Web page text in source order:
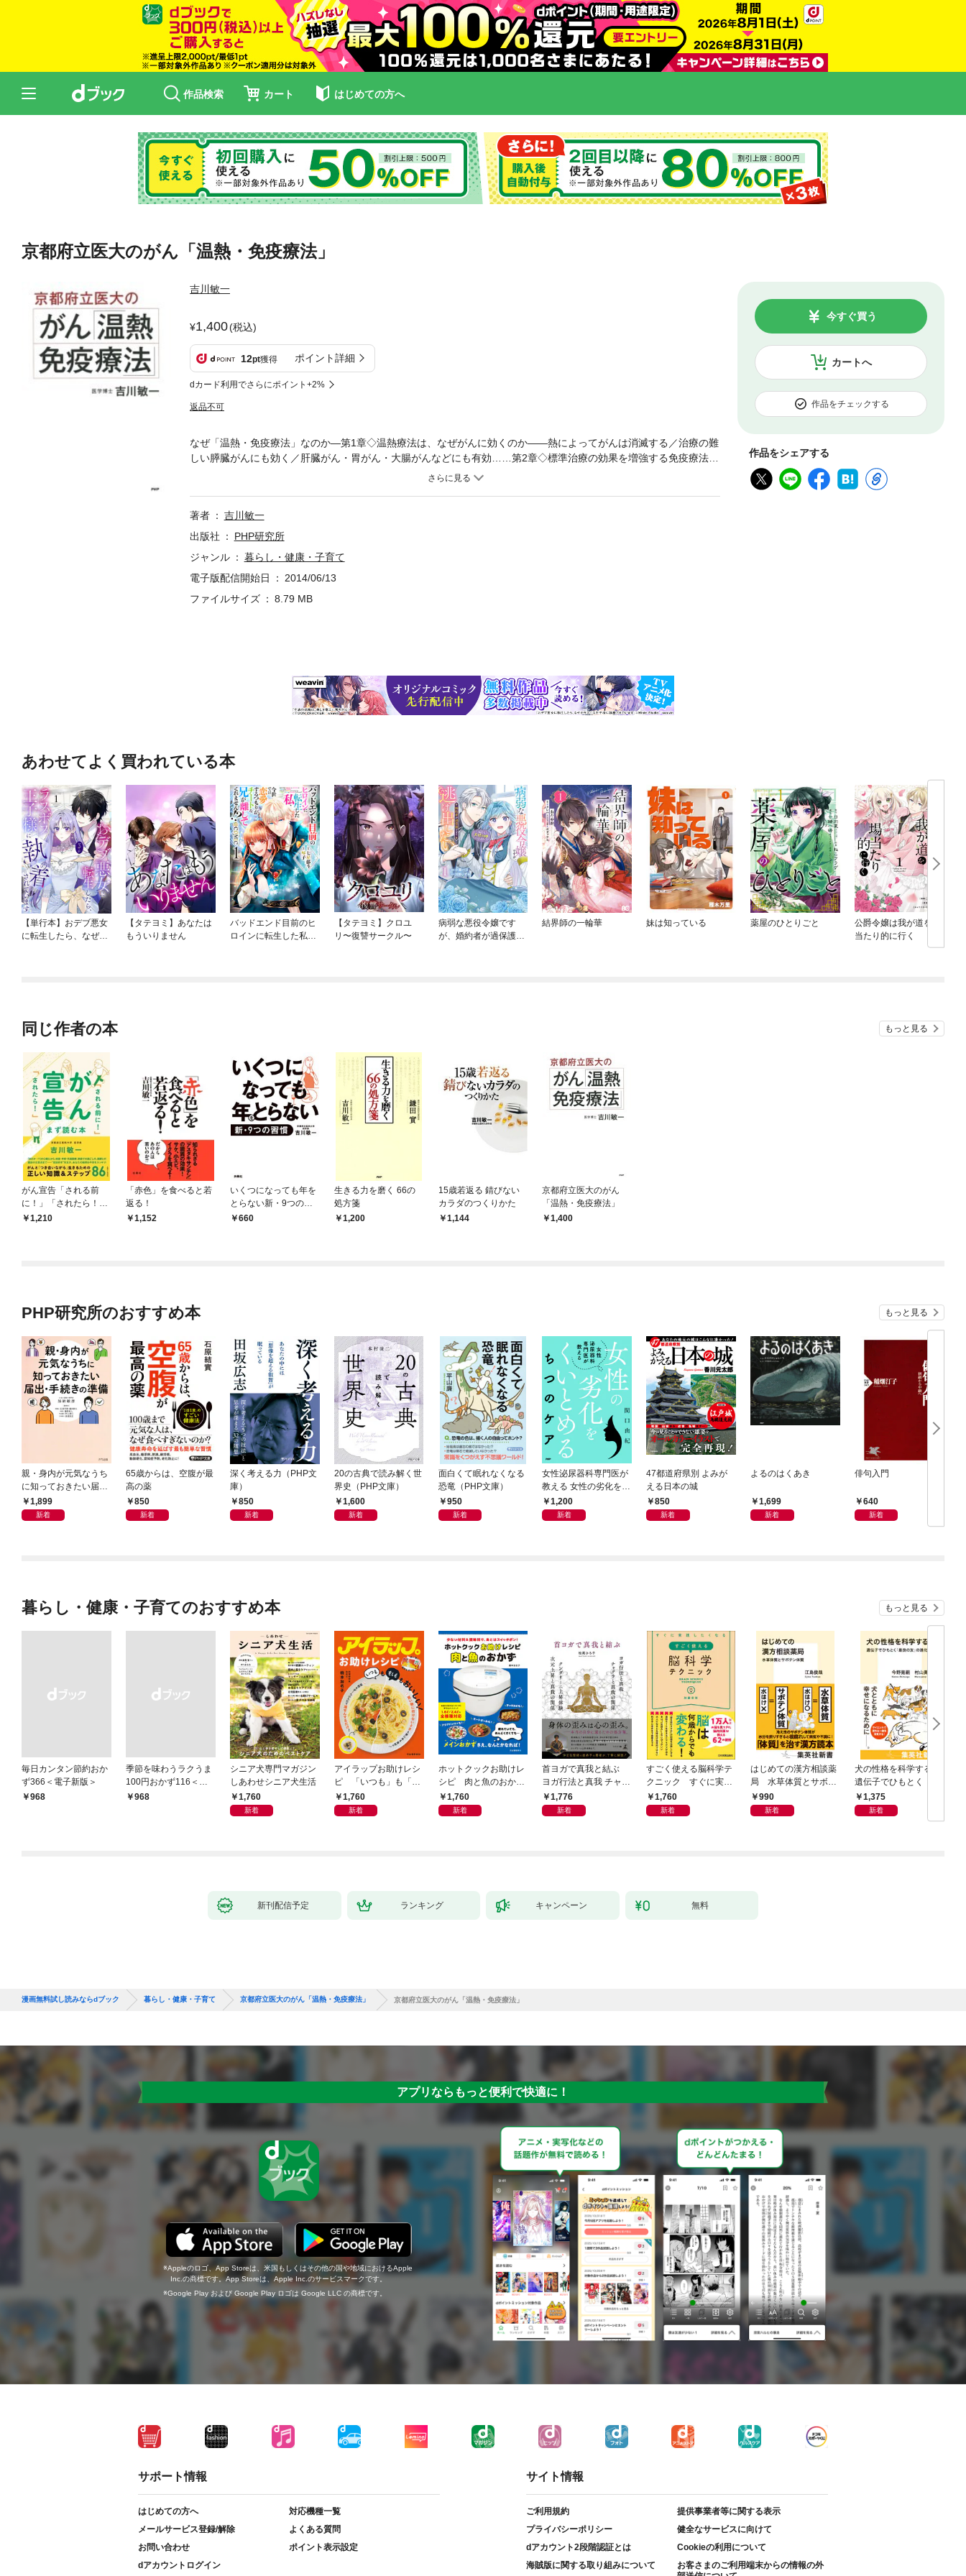
作品検索 カート はじめての方へ
京都府立医大のがん「温熱・免疫療法」
吉川敏一
1,400(税込)
12pt獲得 ポイント詳細
dカード利用でさらにポイント+2%
返品不可
カートへ
今すぐ買う
作品をチェックする
作品をシェアする
なぜ「温熱・免疫療法」なのか—第1章◇温熱療法は、なぜがんに効くのか——熱によってがんは消滅する／治療の難
しい膵臓がんにも効く／肝臓がん・胃がん・大腸がんなどにも有効……第2章◇標準治療の効果を増強する免疫療法
——温熱療法で、免疫が強化される／がん治療も、基本は免疫／京都府立医大が行なってきた免疫療法／免疫細胞療
低下／再発を繰り返していた肝臓がんがピタリと止まった……第4章◇総論と実践「温熱・免疫療法」の効果的な使い
方資格——こんな人にこそ、「温熱・免疫療法」が必要・患者さんの症状と段階によって、併用のしかたを工夫する
著者
吉川敏一
出版社
PHP研究所
ジャンル
暮らし・健康・子育て
電子版配信開始日
2014/06/13
ファイルサイズ
8.79 MB
あわせてよく買われている本
【単行本】おデブ悪女
に転生したら、なぜか
【タテヨミ】あなたは
もういりません
バッドエンド目前のヒ
ロインに転生した私、
【タテヨミ】クロユ
リ〜復讐サークル〜
病弱な悪役令嬢です
が、婚約者が過保護す
結界師の一輪華 妹は知っている 薬屋のひとりごと
公爵令嬢は我が道を場
当たり的に行く
同じ作者の本 もっと見る
がん宣告「される前
に！」「されたら！」
まず読む本
1,210
「赤色」を食べると若
返る！
1,152
いくつになっても年を
とらない新・9つの習
慣660
生きる力を磨く 66の
処方箋
1,200
15歳若返る 錆びない
カラダのつくりかた
1,144
京都府立医大のがん
「温熱・免疫療法」
1,400
PHP研究所のおすすめ本 もっと見る
親・身内が元気なうち
に知っておきたい届
出・手続きの準備（き
ずな出版）
1,899
新着
65歳からは、空腹が最
高の薬
850
新着
深く考える力（PHP文
庫）
850
新着
20の古典で読み解く世
界史（PHP文庫）
1,600
新着
面白くて眠れなくなる
恐竜（PHP文庫）
950
新着
女性泌尿器科専門医が
教える 女性の劣化をく
いとめる ちつのケア
1,200
新着
47都道府県別 よみが
える日本の城
850
新着
よるのはくあき
1,699
新着
俳句入門
640
新着
暮らし・健康・子育てのおすすめ本 もっと見る
毎日カンタン節約おか
ず366＜電子新版＞
￥968
季節を味わうラクうま
100円おかず116＜電
子新版＞
￥968
シニア犬専門マガジン
しあわせシニア犬生活
1,760
新着
アイラップお助けレシ
ピ 「いつも」も「も
しも」もおいしい！
1,760
新着
ホットクックお助けレ
シピ 肉と魚のおか
ず 少ない材料＆調味
料で、あとはスイッチ
1,760
新着
首ヨガで真我と結ぶ
ヨガ行法と真我 チャク
ラと真我の関係 クンダ
リーニ上昇体験 次元上
1,776
新着
すごく使える脳科学テ
クニック すぐに実践
したくなる
1,760
新着
はじめての漢方相談薬
局 水草体質とサボテ
ン体質
990
新着
犬の性格を科学する
遺伝子でひもとく「最
良の友」の進化
1,375
新着
新刊配信予定 ランキング キャンペーン 無料
漫画無料試し読みならdブック 暮らし・健康・子育て 京都府立医大のがん「温熱・免疫療法」 京都府立医大のがん「温熱・免疫療法」
アプリならもっと便利で快適に！
Appleのロゴ、App Storeは、米国もしくはその他の国や地域におけるApple
Inc.の商標です。App Storeは、Apple Inc.のサービスマークです。
Google Play および Google Play ロゴは Google LLC の商標です。
サポート情報
はじめての方へ
対応機種一覧
メールサービス登録/解除
よくある質問
お問い合わせ
ポイント表示設定
dアカウントログイン
サイト情報
ご利用規約
提供事業者等に関する表示
プライバシーポリシー
健全なサービスに向けて
dアカウント2段階認証とは
Cookieの利用について
海賊版に関する取り組みについて
お客さまのご利用端末からの情報の外